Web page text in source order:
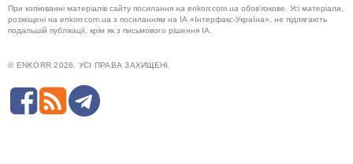
При копіюванні матеріалів сайту посилання на enkorr.com.ua обов'язкове. Усі матеріали,
розміщені на enkorr.com.ua з посиланням на ІА «Інтерфакс-Україна», не підлягають
подальшій публікації, крім як з письмового рішення ІА.
© ENKORR 2026. УСІ ПРАВА ЗАХИЩЕНІ.